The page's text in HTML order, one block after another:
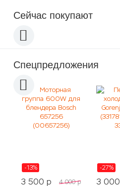
Сейчас покупают
Спецпредложения
-13%
3 500 p 4 000 p
-27%
3 000